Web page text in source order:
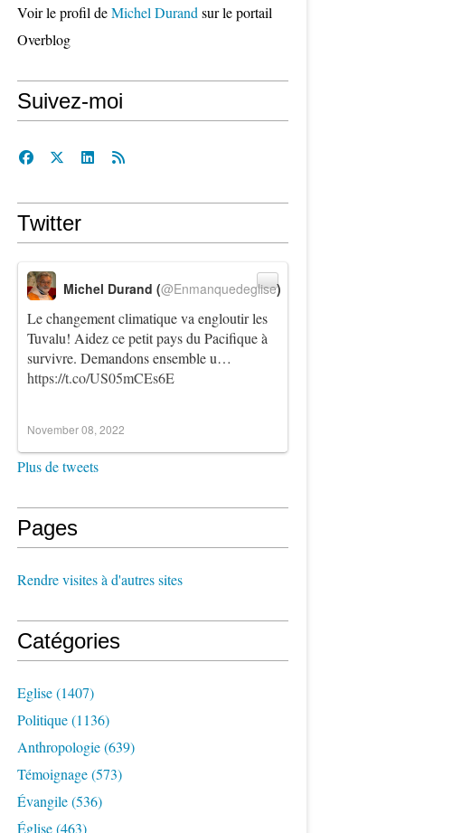
Voir le profil deMichel Durand sur le portail
Overblog
Suivez-moi
Twitter
Le changement climatique va engloutir les
Tuvalu! Aidez ce petit pays du Pacifique à
survivre. Demandons ensemble u…
https://t.co/US05mCEs6E
Michel Durand (@Enmanquedeglise)
November 08, 2022
Plus de tweets
Pages
Rendre visites à d'autres sites
Catégories
Eglise(1407)
Politique(1136)
Anthropologie(639)
Témoignage(573)
Évangile(536)
Église(463)